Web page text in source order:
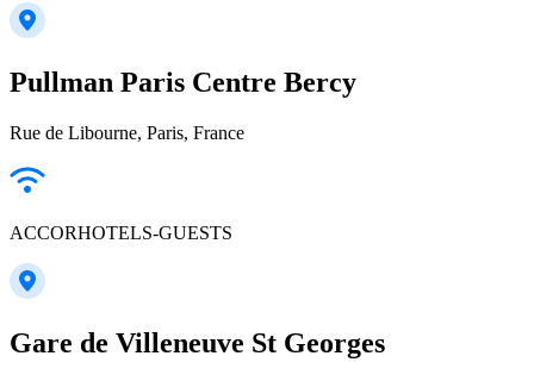
Pullman Paris Centre Bercy
Rue de Libourne, Paris, France
ACCORHOTELS-GUESTS
Gare de Villeneuve St Georges